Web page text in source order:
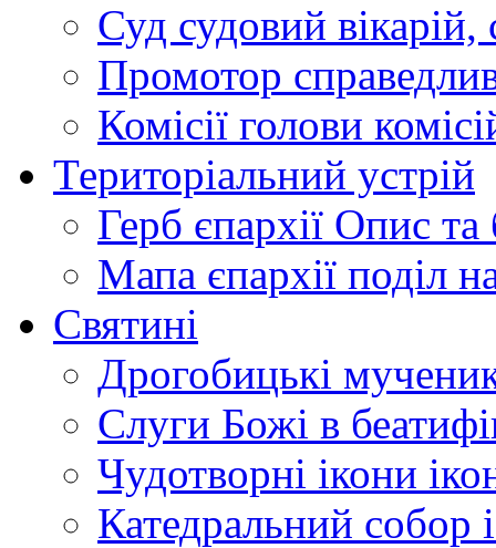
Суд судовий вікарій,
Промотор
Комісії голови
Територіальний устрій
Герб єпархії Опис та
Мапа єпархії поділ
Святині
Дрогобицькі
Слуги Божі в
Чудотворні ікони
Катедральний собор